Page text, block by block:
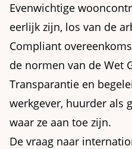
Evenwichtige
eerlijk zijn, los van de
Compliant
de normen van de Wet
Transparantie en
werkgever, huurder als
waar ze aan toe zijn.
De vraag naar